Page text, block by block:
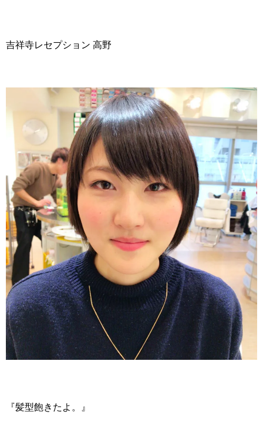
吉祥寺レセプション 高野
『髪型飽きたよ。』